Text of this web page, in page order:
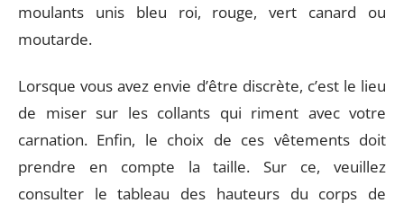
moulants unis bleu roi, rouge, vert canard ou
moutarde.
Lorsque vous avez envie d’être discrète, c’est le lieu
de miser sur les collants qui riment avec votre
carnation. Enfin, le choix de ces vêtements doit
prendre en compte la taille. Sur ce, veuillez
consulter le tableau des hauteurs du corps de